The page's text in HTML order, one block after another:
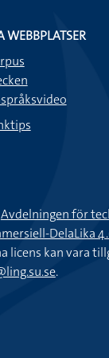
WEBBPLATSER
Avdelningen för
DelaLika
licens kan vara
.